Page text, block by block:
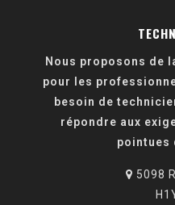
Nous proposons de
pour les
besoin de
répondre aux
pointues
5098